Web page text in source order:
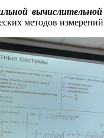
методов